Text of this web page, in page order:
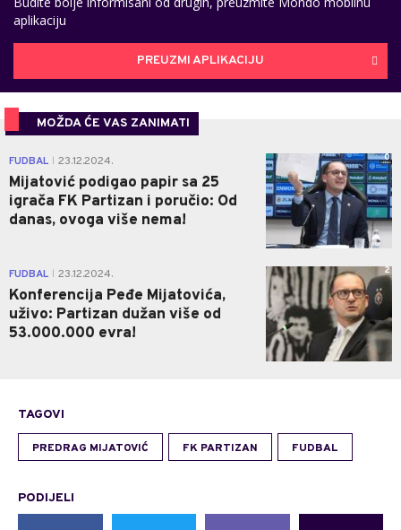
aplikaciju
PREUZMI APLIKACIJU
MOŽDA ĆE VAS ZANIMATI
FUDBAL 23.12.2024.
Mijatović podigao papir sa 25
igrača FK Partizan i poručio: Od
danas, ovoga više nema!
0
FUDBAL 23.12.2024.
Konferencija Peđe Mijatovića,
uživo: Partizan dužan više od
53.000.000 evra!
2
TAGOVI
PREDRAG MIJATOVIĆ FK PARTIZAN FUDBAL
PODIJELI